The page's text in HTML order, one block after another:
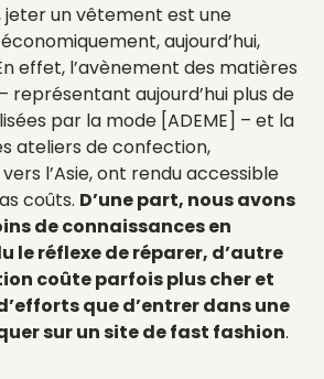
jeter un vêtement est une
aujourd’hui,
effet, l’avènement des matières
représentant aujourd’hui plus de
par la mode [ADEME] – et la
ateliers de confection,
l’Asie, ont rendu accessible
coûts. D’une part, nous avons
de connaissances en
le réflexe de réparer, d’autre
coûte parfois plus cher et
que d’entrer dans une
sur un site de fast fashion.